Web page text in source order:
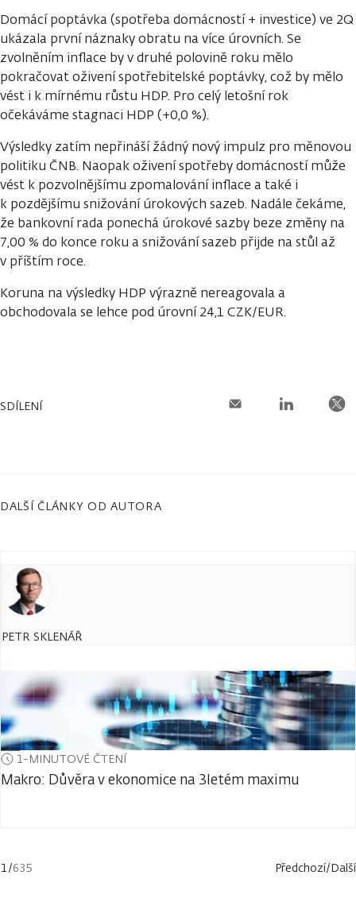
Domácí poptávka (spotřeba domácností + investice) ve 2Q
ukázala první náznaky obratu na více úrovních. Se
zvolněním inflace by v druhé polovině roku mělo
pokračovat oživení spotřebitelské poptávky, což by mělo
vést i k mírnému růstu HDP. Pro celý letošní rok
očekáváme stagnaci HDP (+0,0 %).
Výsledky zatím nepřináší žádný nový impulz pro měnovou
politiku ČNB. Naopak oživení spotřeby domácností může
vést k pozvolnějšímu zpomalování inflace a také i
k pozdějšímu snižování úrokových sazeb. Nadále čekáme,
že bankovní rada ponechá úrokové sazby beze změny na
7,00 % do konce roku a snižování sazeb přijde na stůl až
v příštím roce.
Koruna na výsledky HDP výrazně nereagovala a
obchodovala se lehce pod úrovní 24,1 CZK/EUR.
SDÍLENÍ
DALŠÍ ČLÁNKY OD AUTORA
PETR SKLENÁŘ
1-MINUTOVÉ ČTENÍ
Makro: Důvěra v ekonomice na 3letém maximu
1/635 Předchozí/Další